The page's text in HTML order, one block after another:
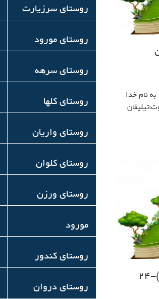
نام خدا
روستای سرزیارت
روستاي مورود
روستاي سرهه
روستای کلها
روستای واریان
روستای کلوان
روستای ورزن
مورود
روستای کندور
روستای دروان